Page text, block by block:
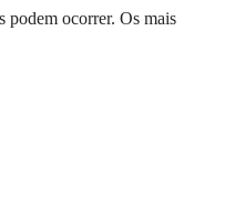
podem ocorrer. Os mais